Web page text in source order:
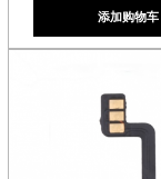
添加购物车